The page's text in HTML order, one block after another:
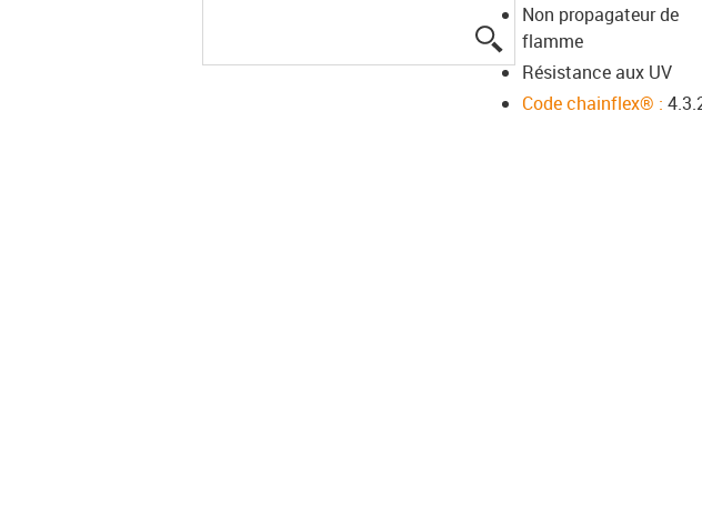
igus-icon-lupe
Non propagateur de
flamme
Résistance aux UV
Code chainflex® :